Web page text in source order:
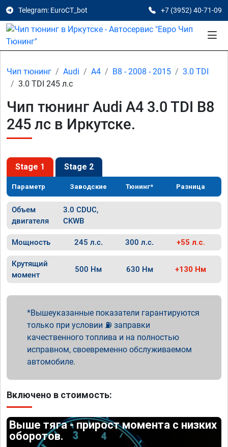
Telegram: EuroCT_bot +7 (3952) 40-71-09
Чип тюнинг Audi A4 B8 - 2008 - 2015
3.0 TDI
3.0 TDI 245 л.с
Чип тюнинг Audi A4 3.0 TDI B8
245 лс в Иркутске.
Stage 1 Stage 2
Параметр Заводские Тюнинг* Разница
Объем
двигателя
3.0 CDUC,
CKWB
Мощность 245 л.с. 300 л.с. +55 л.с.
Крутящий
момент
500 Нм 630 Нм +130 Нм
Вышеуказанные показатели гарантируются
только при условии ⛽ заправки
качественного топлива и на полностью
исправном, своевременно обслуживаемом
автомобиле.
Включено в стоимость:
Выше тяга - прирост момента с низких
оборотов.